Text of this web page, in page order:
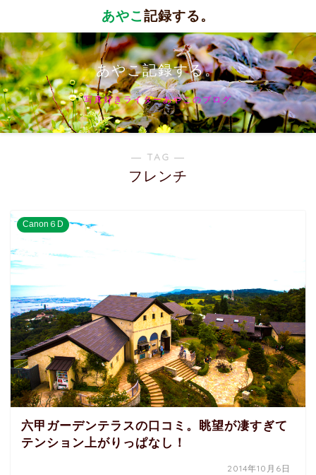
あやこ記録する。
あやこ記録する。
写真好きライターあやこのブログ
― TAG ―
フレンチ
Canon６D
六甲ガーデンテラスの口コミ。眺望が凄すぎて
テンション上がりっぱなし！
2014年10月6日